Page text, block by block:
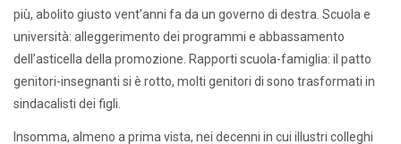
più, abolito giusto vent’anni fa da un governo di destra. Scuola e
università: alleggerimento dei programmi e abbassamento
dell’asticella della promozione. Rapporti scuola-famiglia: il patto
genitori-insegnanti si è rotto, molti genitori di sono trasformati in
sindacalisti dei figli.
Insomma, almeno a prima vista, nei decenni in cui illustri colleghi